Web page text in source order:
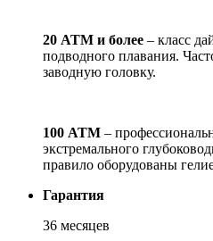
20 АТМ и более – класс
подводного плавания.
заводную головку.
100 АТМ –
экстремального
правило оборудованы
Гарантия
36 месяцев